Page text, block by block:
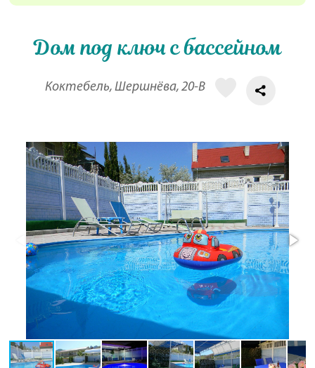
Дом под ключ с бассейном
Коктебель, Шершнёва, 20-В